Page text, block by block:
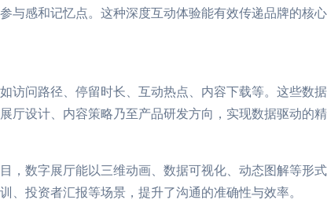
与感和记忆点。这种深度互动体验能有效传递品牌的核
访问路径、停留时长、互动热点、内容下载等。这些数
设计、内容策略乃至产品研发方向，实现数据驱动的精
，数字展厅能以三维动画、数据可视化、动态图解等形
投资者汇报等场景，提升了沟通的准确性与效率。